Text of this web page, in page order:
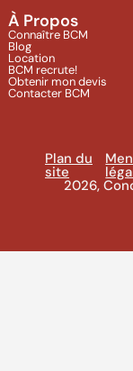
À Propos
Connaître BCM
Blog
Location
BCM recrute!
Obtenir mon devis
Contacter BCM
Plan du
site
2026,